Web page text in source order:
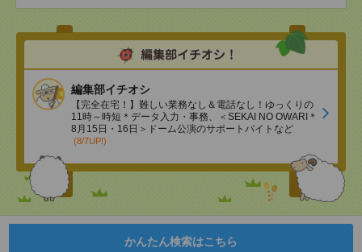
編集部イチオシ
【完全在宅！】難しい業務なし＆電話なし！ゆっくりの
11時～時短＊データ入力・事務、＜SEKAI NO OWARI＊
8月15日・16日＞ドーム公演のサポートバイトなど
(8/7UP!)
かんたん検索はこちら